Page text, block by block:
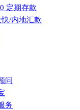
定期存款
/内地汇款
问
务